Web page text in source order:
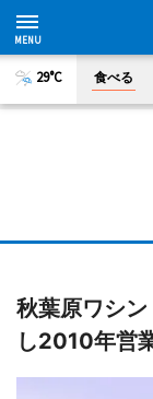
29°C 食べる
秋葉原ワシ
し2010年営